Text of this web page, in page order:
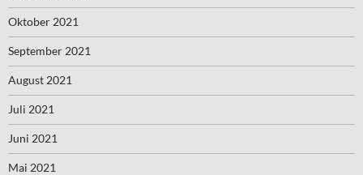
Oktober 2021
September 2021
August 2021
Juli 2021
Juni 2021
Mai 2021